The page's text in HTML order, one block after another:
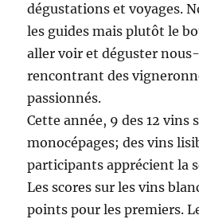
dégustations et voyages.
les guides mais plutôt le
aller voir et déguster
rencontrant des
passionnés.
Cette année, 9 des 12 vins
monocépages; des vins
participants apprécient la
Les scores sur les vins
points pour les premiers.